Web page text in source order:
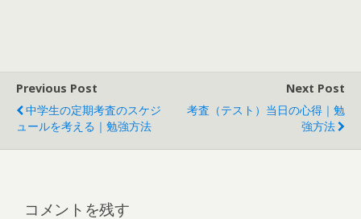
Previous Post
中学生の定期考査のスケジ
ュールを考える｜勉強方法
Next Post
考査（テスト）当日の心得｜勉
強方法
コメントを残す